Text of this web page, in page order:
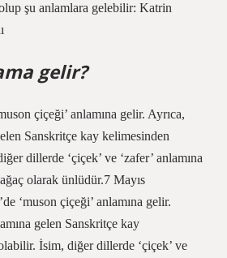
şu anlamlara gelebilir: Katrin
gelir?
çiçeği’ anlamına gelir. Ayrıca,
Sanskritçe kay kelimesinden
dillerde ‘çiçek’ ve ‘zafer’ anlamına
olarak ünlüdür.7 Mayıs
‘muson çiçeği’ anlamına gelir.
gelen Sanskritçe kay
İsim, diğer dillerde ‘çiçek’ ve